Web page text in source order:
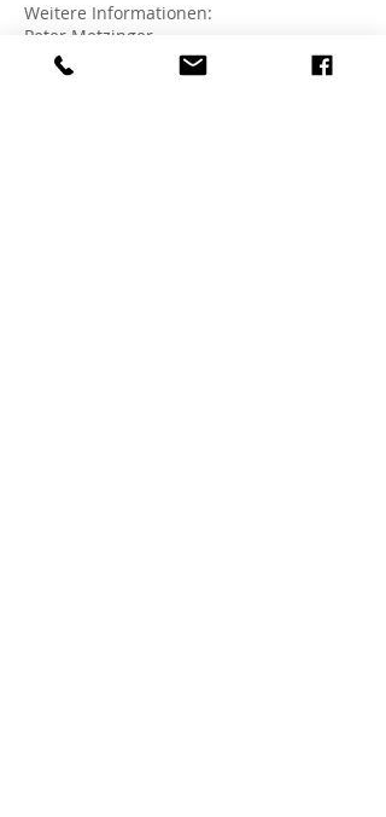
Weitere Informationen:
Peter Metzinger
Telefon +41 79 628 61 26
E-Mail